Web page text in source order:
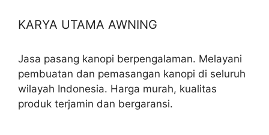
KARYA UTAMA AWNING
Jasa pasang kanopi berpengalaman. Melayani
pembuatan dan pemasangan kanopi di seluruh
wilayah Indonesia. Harga murah, kualitas
produk terjamin dan bergaransi.